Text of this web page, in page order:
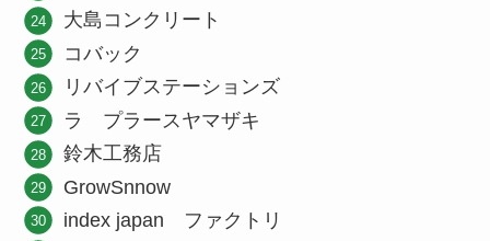
大島コンクリート
コバック
リバイブステーションズ
ラ プラースヤマザキ
鈴木工務店
GrowSnnow
index japan ファクトリ